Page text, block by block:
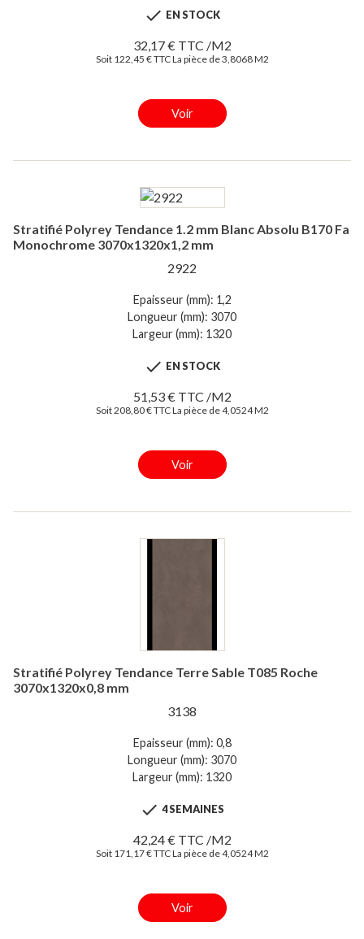
 EN STOCK
32,17 € TTC /M2
Soit 122,45 € TTC La pièce de 3,8068 M2
Voir
Stratifié Polyrey Tendance 1.2 mm Blanc Absolu B170 Fa
Monochrome 3070x1320x1,2 mm
2922
Epaisseur (mm): 1,2
Longueur (mm): 3070
Largeur (mm): 1320
 EN STOCK
51,53 € TTC /M2
Soit 208,80 € TTC La pièce de 4,0524 M2
Voir
Stratifié Polyrey Tendance Terre Sable T085 Roche
3070x1320x0,8 mm
3138
Epaisseur (mm): 0,8
Longueur (mm): 3070
Largeur (mm): 1320
 4 SEMAINES
42,24 € TTC /M2
Soit 171,17 € TTC La pièce de 4,0524 M2
Voir